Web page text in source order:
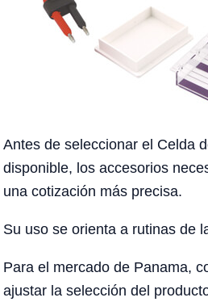
Antes de seleccionar el Celda
disponible, los accesorios
una cotización más precisa.
Su uso se orienta a rutinas de
Para el mercado de Panama,
ajustar la selección del